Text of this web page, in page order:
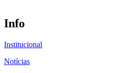
Info
Institucional
Notícias